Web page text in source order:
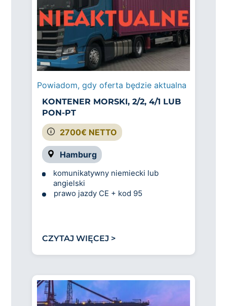
Powiadom, gdy oferta będzie aktualna
2700€ NETTO
Hamburg
KONTENER MORSKI, 2/2, 4/1 LUB
PON-PT
komunikatywny niemiecki lub
angielski
prawo jazdy CE + kod 95
CZYTAJ WIĘCEJ >